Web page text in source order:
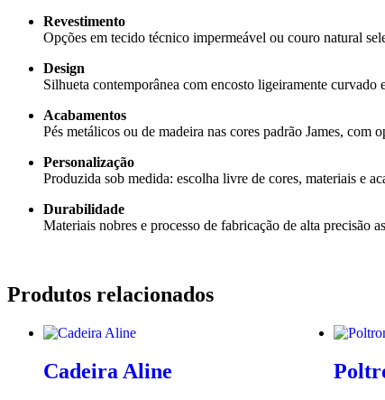
Revestimento
Opções em tecido técnico impermeável ou couro natural
Design
Silhueta contemporânea com encosto ligeiramente
Acabamentos
Pés metálicos ou de madeira nas cores padrão James, com
Personalização
Produzida sob medida: escolha livre de cores, materiais e
Durabilidade
Materiais nobres e processo de fabricação de alta precisão
Produtos relacionados
Cadeira Aline